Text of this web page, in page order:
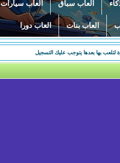
العاب سباق العاب سيارات
العاب بنات العاب دورا
لتلعب بها بعدها يتوجب عليك التسجيل